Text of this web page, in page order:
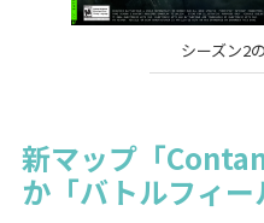
シーズン2
新マップ「
か「バトルフィー